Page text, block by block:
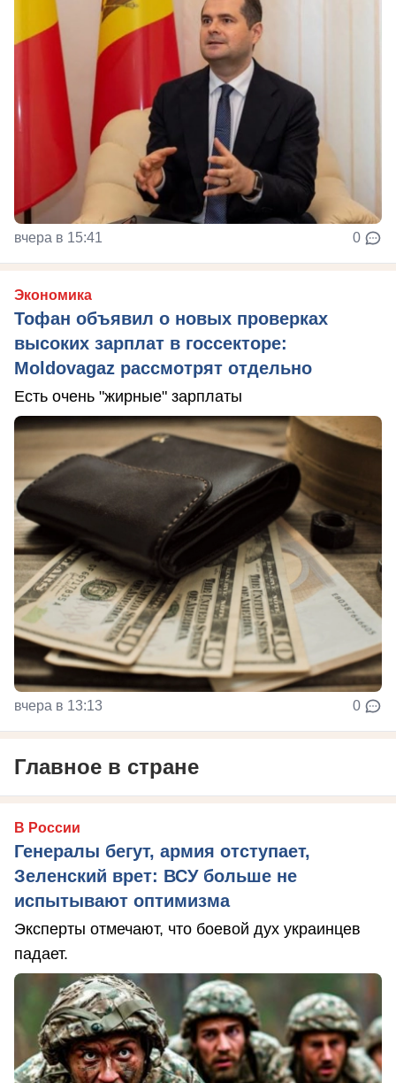
вчера в 15:41 0
Экономика
Тофан объявил о новых проверках
высоких зарплат в госсекторе:
Moldovagaz рассмотрят отдельно
Есть очень "жирные" зарплаты
вчера в 13:13 0
Главное в стране
В России
Генералы бегут, армия отступает,
Зеленский врет: ВСУ больше не
испытывают оптимизма
Эксперты отмечают, что боевой дух украинцев
падает.